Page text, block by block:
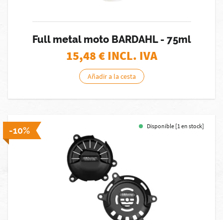
Full metal moto BARDAHL - 75ml
15,48€ INCL. IVA
Añadir a la cesta
-10% Disponible [1 en stock]